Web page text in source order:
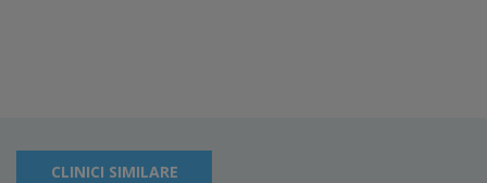
CLINICI SIMILARE